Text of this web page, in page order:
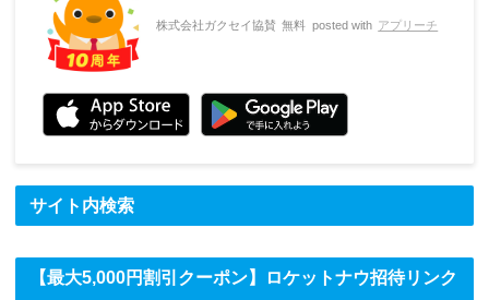
株式会社ガクセイ協賛 無料 posted with アプリーチ
サイト内検索
【最大5,000円割引クーポン】ロケットナウ招待リンク